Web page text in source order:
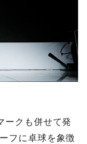
ークも併せて発
フに卓球を象徴